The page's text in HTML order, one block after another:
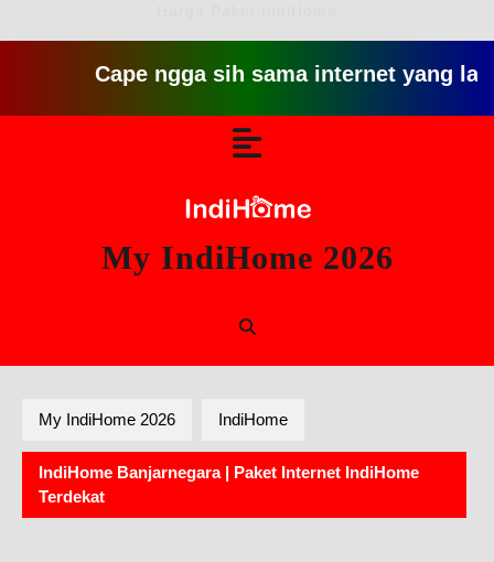
Cape ngga sih sama internet yang
My IndiHome 2026
My IndiHome 2026 IndiHome
IndiHome Banjarnegara | Paket Internet IndiHome
Terdekat